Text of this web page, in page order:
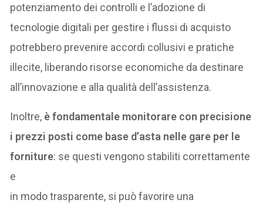
potenziamento dei controlli e l’adozione di
tecnologie digitali per gestire i flussi di acquisto
potrebbero prevenire accordi collusivi e pratiche
illecite, liberando risorse economiche da destinare
all’innovazione e alla qualità dell’assistenza.
Inoltre, è fondamentale monitorare con precisione
i prezzi posti come base d’asta nelle gare per le
forniture: se questi vengono stabiliti correttamente
e
in modo trasparente, si può favorire una